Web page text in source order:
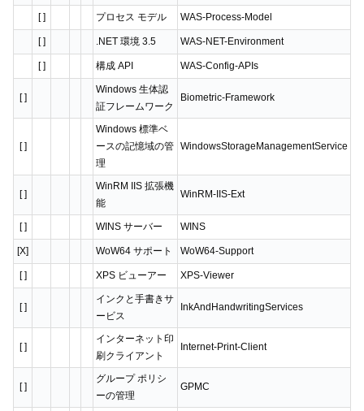
[ ] プロセス モデル WAS-Process-Model
[ ] .NET 環境 3.5 WAS-NET-Environment
[ ] 構成 API WAS-Config-APIs
[ ]
Windows 生体認
証フレームワーク
Biometric-Framework
[ ]
Windows 標準ベ
ースの記憶域の管
理
WindowsStorageManagementService
[ ]
WinRM IIS 拡張機
能
WinRM-IIS-Ext
[ ] WINS サーバー WINS
[X] WoW64 サポート WoW64-Support
[ ] XPS ビューアー XPS-Viewer
[ ]
インクと手書きサ
ービス
InkAndHandwritingServices
[ ]
インターネット印
刷クライアント
Internet-Print-Client
[ ]
グループ ポリシ
ーの管理
GPMC